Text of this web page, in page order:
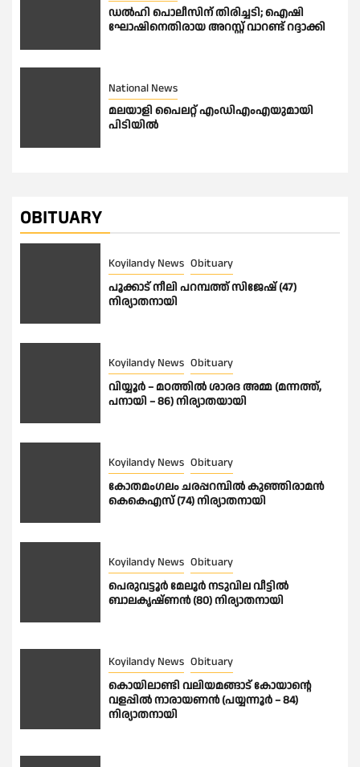
ഡല്‍ഹി പൊലീസിന് തിരിച്ചടി; ഐഷി
ഘോഷിനെതിരായ അറസ്റ്റ് വാറണ്ട് റദ്ദാക്കി
National News
മലയാളി പൈലറ്റ് എംഡിഎംഎയുമായി
പിടിയിൽ
OBITUARY
Koyilandy News Obituary
പൂക്കാട് നീലി പറമ്പത്ത് സിജേഷ് (47)
നിര്യാതനായി
Koyilandy News Obituary
വിയ്യൂർ – മഠത്തിൽ ശാരദ അമ്മ (മന്നത്ത്,
പനായി – 86) നിര്യാതയായി
Koyilandy News Obituary
കോതമംഗലം ചരപ്പറമ്പിൽ കുഞ്ഞിരാമൻ
കെകെഎസ് (74) നിര്യാതനായി
Koyilandy News Obituary
പെരുവട്ടൂർ മേലൂർ നടുവില വീട്ടിൽ
ബാലകൃഷ്ണൻ (80) നിര്യാതനായി
Koyilandy News Obituary
കൊയിലാണ്ടി വലിയമങ്ങാട് കോയാൻ്റെ
വളപ്പിൽ നാരായണൻ (പയ്യന്നൂർ – 84)
നിര്യാതനായി